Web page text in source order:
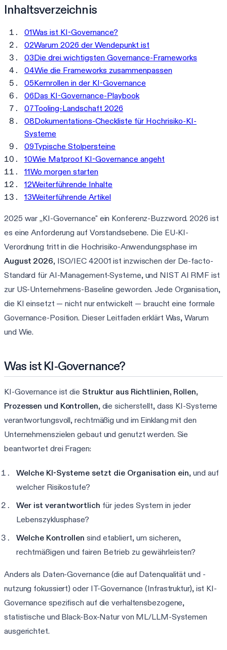
Inhaltsverzeichnis
01Was ist KI-Governance?
02Warum 2026 der Wendepunkt ist
03Die drei wichtigsten Governance-Frameworks
04Wie die Frameworks zusammenpassen
05Kernrollen in der KI-Governance
06Das KI-Governance-Playbook
07Tooling-Landschaft 2026
08Dokumentations-Checkliste für Hochrisiko-KI-
Systeme
09Typische Stolpersteine
10Wie Matproof KI-Governance angeht
11Wo morgen starten
12Weiterführende Inhalte
13Weiterführende Artikel
2025 war „KI-Governance" ein Konferenz-Buzzword. 2026 ist
es eine Anforderung auf Vorstandsebene. Die EU-KI-
Verordnung tritt in die Hochrisiko-Anwendungsphase im
August 2026, ISO/IEC 42001 ist inzwischen der De-facto-
Standard für AI-Management-Systeme, und NIST AI RMF ist
zur US-Unternehmens-Baseline geworden. Jede Organisation,
die KI einsetzt — nicht nur entwickelt — braucht eine formale
Governance-Position. Dieser Leitfaden erklärt Was, Warum
und Wie.
Was ist KI-Governance?
KI-Governance ist die Struktur aus Richtlinien, Rollen,
Prozessen und Kontrollen, die sicherstellt, dass KI-Systeme
verantwortungsvoll, rechtmäßig und im Einklang mit den
Unternehmenszielen gebaut und genutzt werden. Sie
beantwortet drei Fragen:
Welche KI-Systeme setzt die Organisation ein, und auf
welcher Risikostufe?
Wer ist verantwortlich für jedes System in jeder
Lebenszyklusphase?
Welche Kontrollen sind etabliert, um sicheren,
rechtmäßigen und fairen Betrieb zu gewährleisten?
Anders als Daten-Governance (die auf Datenqualität und -
nutzung fokussiert) oder IT-Governance (Infrastruktur), ist KI-
Governance spezifisch auf die verhaltensbezogene,
statistische und Black-Box-Natur von ML/LLM-Systemen
ausgerichtet.